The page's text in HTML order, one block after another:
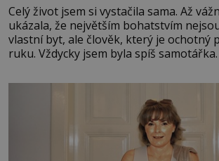
Celý život jsem si vystačila sama. Až
ukázala, že největším bohatstvím
vlastní byt, ale člověk, který je ochotný
ruku. Vždycky jsem byla spíš
mi knihy, práce a hlavně klid. Hned po